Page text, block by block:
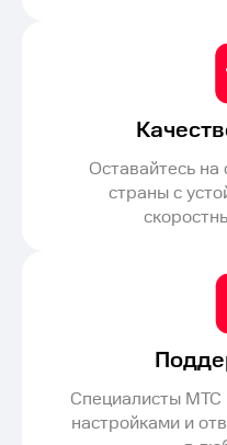
Оставайтесь на
страны с
Специалисты МТС
настройками и